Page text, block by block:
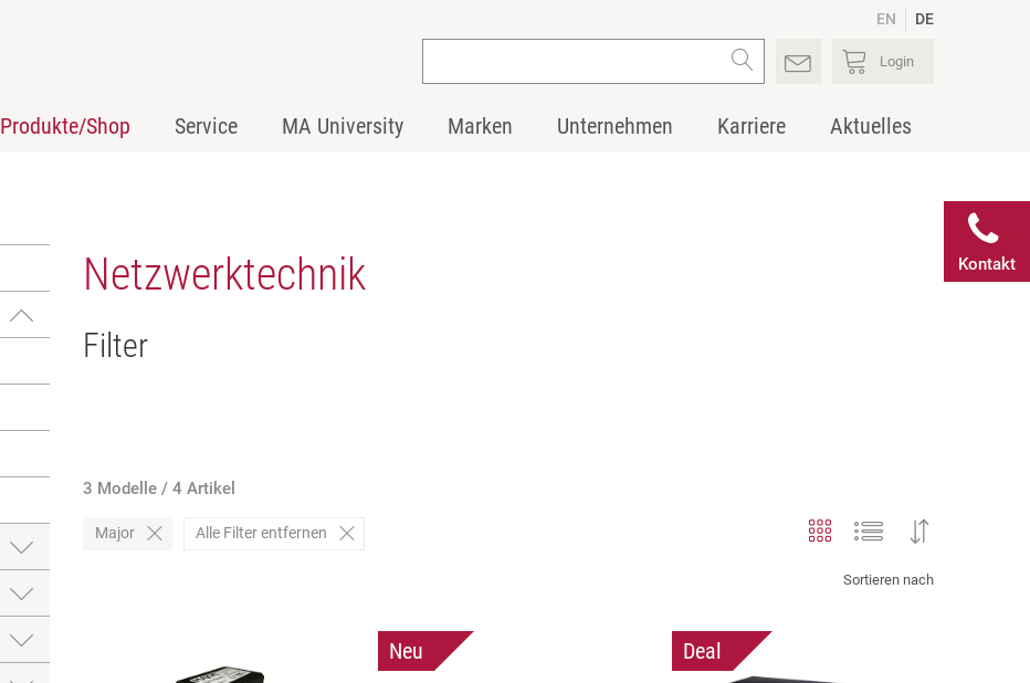
EN DE
Login
Produkte/Shop Service MA University Marken Unternehmen Karriere Aktuelles
Kontakt
Netzwerktechnik
Filter
3 Modelle / 4 Artikel
Major Alle Filter entfernen
Sortieren nach
Neu Deal